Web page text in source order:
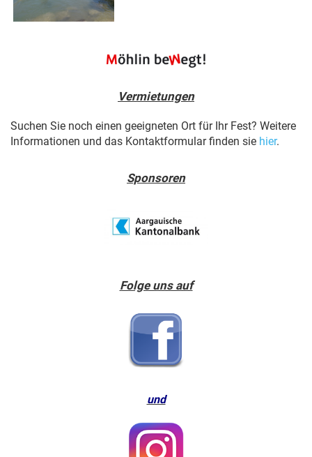
Vermietungen
Suchen Sie noch einen geeigneten Ort für Ihr Fest? Weitere
Informationen und das Kontaktformular finden sie hier.
Sponsoren
Folge uns auf
und